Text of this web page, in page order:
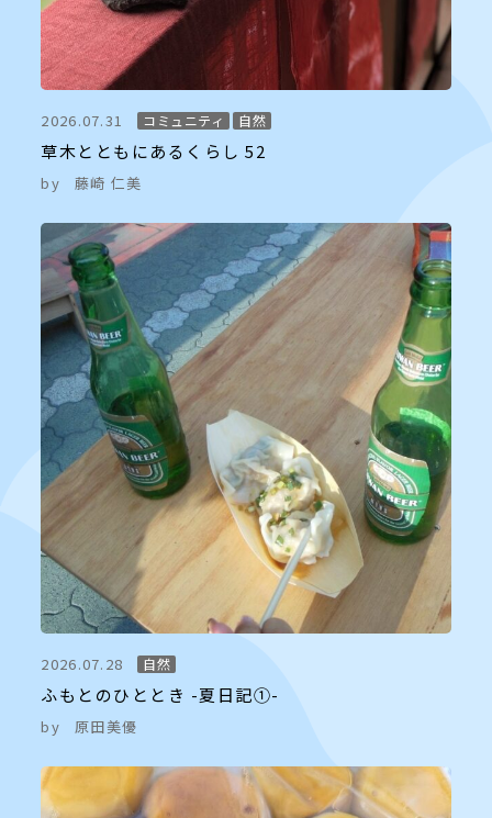
2026.07.31 コミュニティ 自然
草木とともにあるくらし 52
by 藤崎 仁美
2026.07.28 自然
ふもとのひととき -夏日記①-
by 原田美優